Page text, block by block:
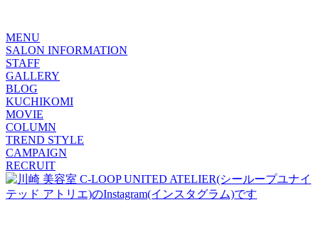
MENU
SALON INFORMATION
STAFF
GALLERY
BLOG
KUCHIKOMI
MOVIE
COLUMN
TREND STYLE
CAMPAIGN
RECRUIT